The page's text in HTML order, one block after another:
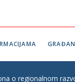
o regionalnom